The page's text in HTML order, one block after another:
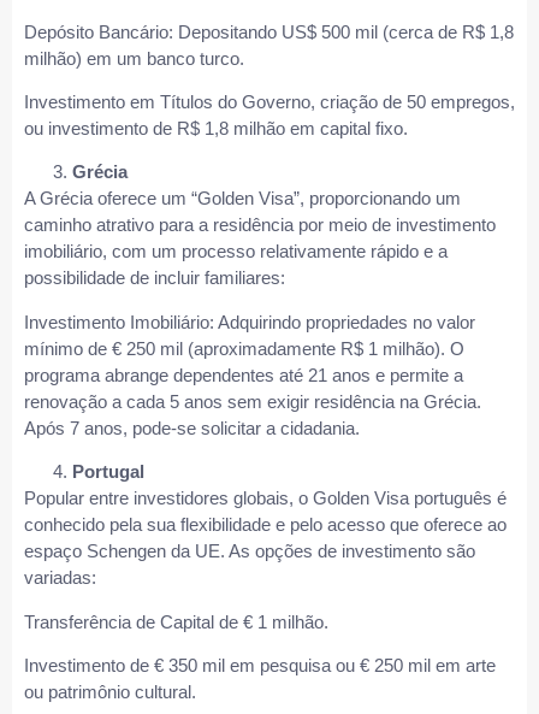
Depósito Bancário: Depositando US$ 500 mil (cerca de R$ 1,8
milhão) em um banco turco.
Investimento em Títulos do Governo, criação de 50 empregos,
ou investimento de R$ 1,8 milhão em capital fixo.
Grécia
A Grécia oferece um “Golden Visa”, proporcionando um
caminho atrativo para a residência por meio de investimento
imobiliário, com um processo relativamente rápido e a
possibilidade de incluir familiares:
Investimento Imobiliário: Adquirindo propriedades no valor
mínimo de € 250 mil (aproximadamente R$ 1 milhão). O
programa abrange dependentes até 21 anos e permite a
renovação a cada 5 anos sem exigir residência na Grécia.
Após 7 anos, pode-se solicitar a cidadania.
Portugal
Popular entre investidores globais, o Golden Visa português é
conhecido pela sua flexibilidade e pelo acesso que oferece ao
espaço Schengen da UE. As opções de investimento são
variadas:
Transferência de Capital de € 1 milhão.
Investimento de € 350 mil em pesquisa ou € 250 mil em arte
ou patrimônio cultural.